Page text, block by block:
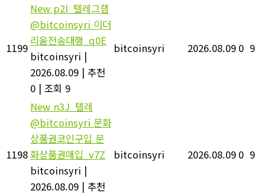
1199
New p2I_텔레그램
@bitcoinsyri 이더
리움전송대행_q0E
bitcoinsyri |
2026.08.09 | 추천
0 | 조회 9
bitcoinsyri 2026.08.09 0 9
1198
New n3J_텔레
@bitcoinsyri 문화
상품권코인구입 문
화상품권매입_v7Z
bitcoinsyri |
2026.08.09 | 추천
bitcoinsyri 2026.08.09 0 9